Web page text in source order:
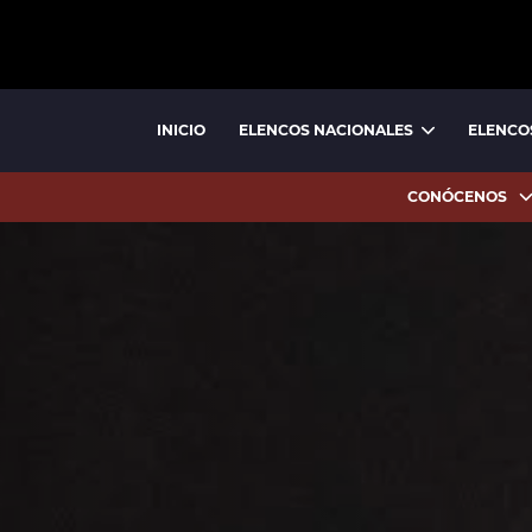
INICIO ELENCOS NACIONALES
CONÓCENOS